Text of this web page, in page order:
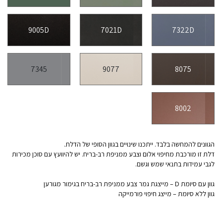
7322D
7021D
9005D
8075
9077
7345
8002
הגוונים להמחשה בלבד. ייתכנו שינויים בגוון הסופי של הדלת.
דלת זו מורכבת מחיפוי אלום וצבע ממניפת רב-בריח. יש להיוועץ עם סוכן מכירות
לגבי עמידות בתנאי שמש וגשם.
גוון עם סיומת D – מייצגת גמר צבע ממניפת רב-בריח בגימור מגורען
גוון ללא סיומת – מייצג חיפוי פורמייקה